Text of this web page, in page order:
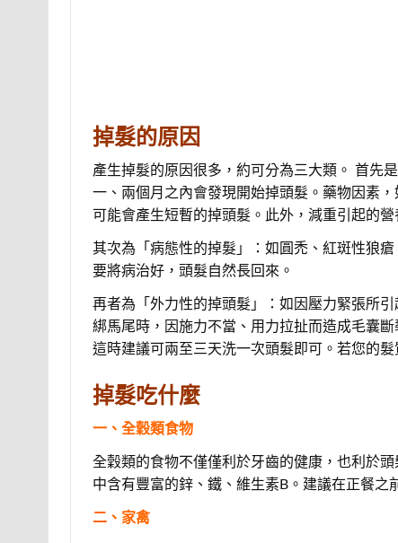
掉髮的原因
產生掉髮的原因很多，約可分為三大類。 首先
一、兩個月之內會發現開始掉頭髮。藥物因素
可能會產生短暫的掉頭髮。此外，減重引起的
其次為「病態性的掉髮」：如圓禿、紅斑性狼
要將病治好，頭髮自然長回來。
再者為「外力性的掉頭髮」：如因壓力緊張所
綁馬尾時，因施力不當、用力拉扯而造成毛囊
這時建議可兩至三天洗一次頭髮即可。若您的
掉髮吃什麼
一、全穀類食物
全穀類的食物不僅僅利於牙齒的健康，也利於
中含有豐富的鋅、鐵、維生素B。建議在正餐之
二、家禽